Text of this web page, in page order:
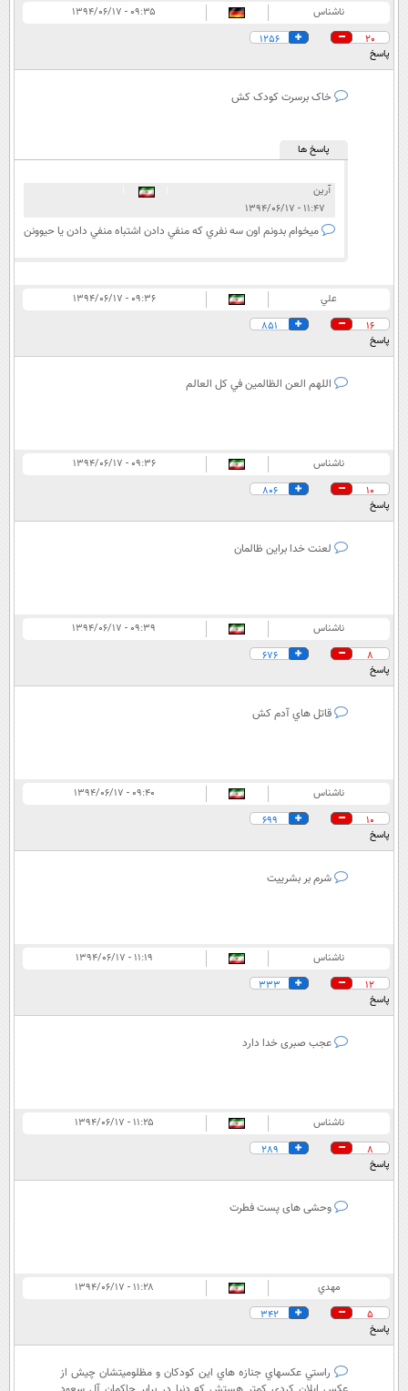
ناشناس
۰۹:۳۵ - ۱۳۹۴/۰۶/۱۷
20
1256
پاسخ
خاک برسرت کودک کش
پاسخ ها
آرين
۱۱:۴۷ - ۱۳۹۴/۰۶/۱۷
ميخوام بدونم اون سه نفري كه منفي دادن اشتباه منفي دادن يا حيوونن
علي
۰۹:۳۶ - ۱۳۹۴/۰۶/۱۷
16
851
پاسخ
اللهم العن الظالمين في كل العالم
ناشناس
۰۹:۳۶ - ۱۳۹۴/۰۶/۱۷
10
806
پاسخ
لعنت خدا براین ظالمان
ناشناس
۰۹:۳۹ - ۱۳۹۴/۰۶/۱۷
8
676
پاسخ
قاتل هاي آدم كش
ناشناس
۰۹:۴۰ - ۱۳۹۴/۰۶/۱۷
10
699
پاسخ
شرم بر بشرییت
ناشناس
۱۱:۱۹ - ۱۳۹۴/۰۶/۱۷
12
333
پاسخ
عجب صبری خدا دارد
ناشناس
۱۱:۲۵ - ۱۳۹۴/۰۶/۱۷
8
289
پاسخ
وحشی های پست فطرت
مهدي
۱۱:۲۸ - ۱۳۹۴/۰۶/۱۷
5
342
پاسخ
راستي عكسهاي جنازه هاي اين كودكان و مظلوميتشان چيش از